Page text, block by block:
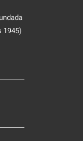
1945)